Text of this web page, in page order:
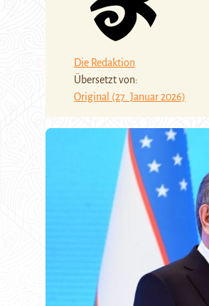
Die Redaktion
Übersetzt von:
Original (27. Januar 2026)